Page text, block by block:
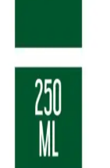
Vücut
Özellikler
vücut losyonu,
edilmiştir. Hafif
ve